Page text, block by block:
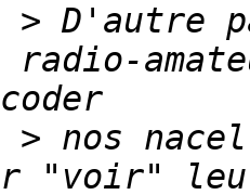
> D'autre
> nos